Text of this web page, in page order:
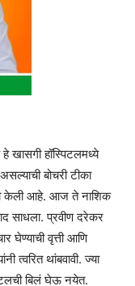
खासगी हॉस्पिटलमध्ये
बोचरी टीका
केली आहे. आज ते नाशिक
साधला. प्रवीण दरेकर
घेण्याची वृत्ती आणि
त्वरित थांबवावी. ज्या
बिलं घेऊ नयेत.